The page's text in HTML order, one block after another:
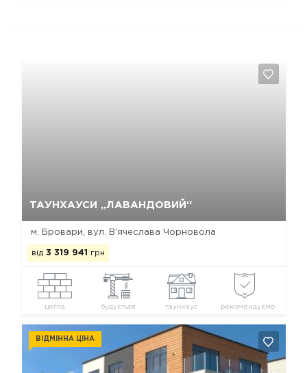
ТАУНХАУСИ „ЛАВАНДОВИЙ“
м. Бровари, вул. В'ячеслава Чорновола
від 3 319 941 грн
цегла будується таунхаус рекомендуємо
ВІДМІННА ЦІНА